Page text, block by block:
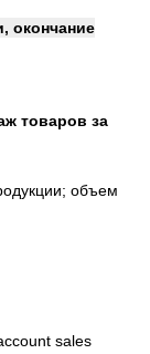
окончание
товаров за
объем
sales